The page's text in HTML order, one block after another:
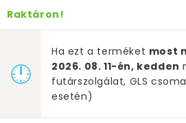
Raktáron!
Ha ezt a terméket most
2026. 08. 11-én, kedden
futárszolgálat, GLS
esetén)